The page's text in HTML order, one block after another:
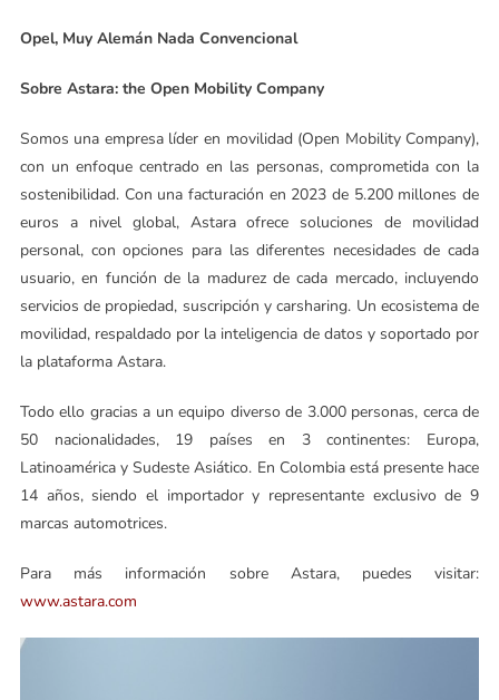
Opel, Muy Alemán Nada Convencional
Sobre Astara: the Open Mobility Company
Somos una empresa líder en movilidad (Open Mobility Company),
con un enfoque centrado en las personas, comprometida con la
sostenibilidad. Con una facturación en 2023 de 5.200 millones de
euros a nivel global, Astara ofrece soluciones de movilidad
personal, con opciones para las diferentes necesidades de cada
usuario, en función de la madurez de cada mercado, incluyendo
servicios de propiedad, suscripción y carsharing. Un ecosistema de
movilidad, respaldado por la inteligencia de datos y soportado por
la plataforma Astara.
Todo ello gracias a un equipo diverso de 3.000 personas, cerca de
50 nacionalidades, 19 países en 3 continentes: Europa,
Latinoamérica y Sudeste Asiático. En Colombia está presente hace
14 años, siendo el importador y representante exclusivo de 9
marcas automotrices.
Para más información sobre Astara, puedes visitar:
www.astara.com